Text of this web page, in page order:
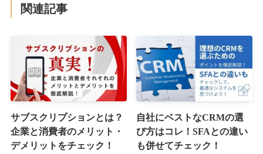
関連記事
サブスクリプションとは？
企業と消費者のメリット・
デメリットをチェック！
自社にベストなCRMの選
び方はコレ！SFAとの違い
も併せてチェック！